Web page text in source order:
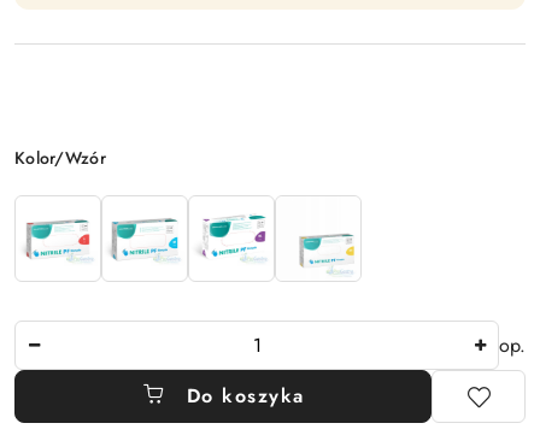
Wariant
Kolor/Wzór
op.
Do koszyka